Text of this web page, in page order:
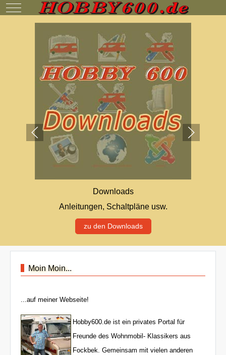
Mobile Menu Toggle
Downloads
Anleitungen, Schaltpläne usw.
zu den Downloads
Moin Moin...
...auf meiner Webseite!
Hobby600.de ist ein privates Portal für
Freunde des Wohnmobil- Klassikers aus
Fockbek. Gemeinsam mit vielen anderen